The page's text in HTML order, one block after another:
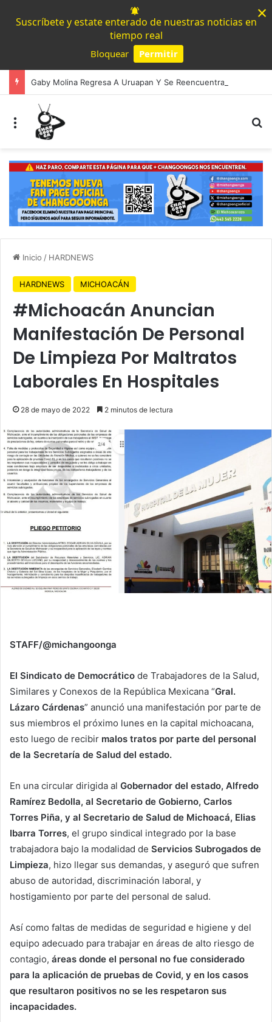
Suscríbete y estate enterado de nuestras noticias en
tiempo real
Bloquear Permitir
×
Menú
Inicio / HARDNEWS
HARDNEWS MICHOACÁN
#Michoacán Anuncian
Manifestación De Personal
De Limpieza Por Maltratos
Laborales En Hospitales
28 de mayo de 2022 2 minutos de lectura
STAFF/@michangoonga
El Sindicato de Democrático de Trabajadores de la Salud,
Similares y Conexos de la República Mexicana “Gral.
Lázaro Cárdenas” anunció una manifestación por parte de
sus miembros el próximo lunes en la capital michoacana,
esto luego de recibir malos tratos por parte del personal
de la Secretaría de Salud del estado.
En una circular dirigida al Gobernador del estado, Alfredo
Ramírez Bedolla, al Secretario de Gobierno, Carlos
Torres Piña, y al Secretario de Salud de Michoacá, Elias
Ibarra Torres, el grupo sindical integrado por la base
trabajadora bajo la modalidad de Servicios Subrogados de
Limpieza, hizo llegar sus demandas, y aseguró que sufren
abuso de autoridad, discriminación laboral, y
hostigamiento por parte del personal de salud.
Así como faltas de medidas de seguridad e higiene y del
equipo adecuado para trabajar en áreas de alto riesgo de
contagio, áreas donde el personal no fue considerado
para la aplicación de pruebas de Covid, y en los casos
que resultaron positivos no se les respetaron sus
incapacidades.